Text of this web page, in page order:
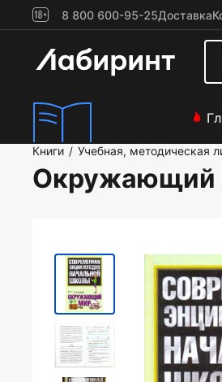
8 800 600-95-25Доставка
Книги / Учебная, методическая
Окружающий